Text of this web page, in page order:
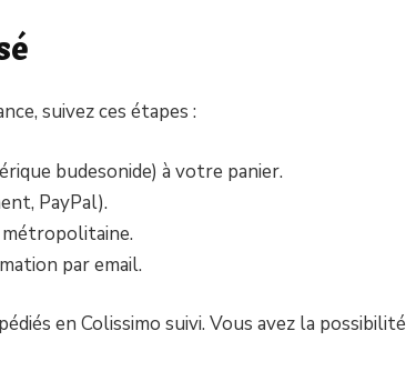
suivez ces étapes :
budesonide) à votre panier.
PayPal).
métropolitaine.
par email.
en Colissimo suivi. Vous avez la possibilité